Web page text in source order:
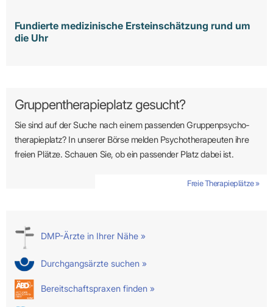
Fundierte medizinische Ersteinschätzung rund um
die Uhr
Gruppentherapieplatz gesucht?
Sie sind auf der Suche nach einem passenden Gruppen­psycho­
therapie­platz? In unserer Börse melden Psycho­­thera­­peuten ihre
freien Plätze. Schauen Sie, ob ein passender Platz dabei ist.
Freie Therapieplätze »
DMP-Ärzte in Ihrer Nähe »
Durchgangsärzte suchen »
Bereitschaftspraxen finden »